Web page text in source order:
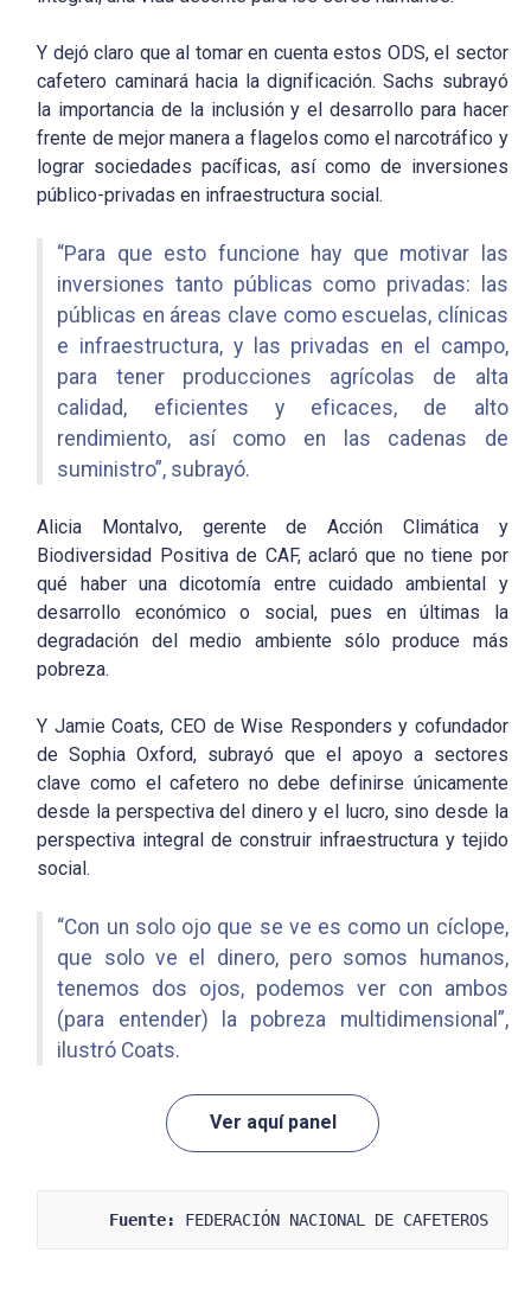
Y dejó claro que al tomar en cuenta estos ODS, el sector
cafetero caminará hacia la dignificación. Sachs subrayó
la importancia de la inclusión y el desarrollo para hacer
frente de mejor manera a flagelos como el narcotráfico y
lograr sociedades pacíficas, así como de inversiones
público-privadas en infraestructura social.
“Para que esto funcione hay que motivar las
inversiones tanto públicas como privadas: las
públicas en áreas clave como escuelas, clínicas
e infraestructura, y las privadas en el campo,
para tener producciones agrícolas de alta
calidad, eficientes y eficaces, de alto
rendimiento, así como en las cadenas de
suministro”, subrayó.
Alicia Montalvo, gerente de Acción Climática y
Biodiversidad Positiva de CAF, aclaró que no tiene por
qué haber una dicotomía entre cuidado ambiental y
desarrollo económico o social, pues en últimas la
degradación del medio ambiente sólo produce más
pobreza.
Y Jamie Coats, CEO de Wise Responders y cofundador
de Sophia Oxford, subrayó que el apoyo a sectores
clave como el cafetero no debe definirse únicamente
desde la perspectiva del dinero y el lucro, sino desde la
perspectiva integral de construir infraestructura y tejido
social.
“Con un solo ojo que se ve es como un cíclope,
que solo ve el dinero, pero somos humanos,
tenemos dos ojos, podemos ver con ambos
(para entender) la pobreza multidimensional”,
ilustró Coats.
Ver aquí panel
Fuente: FEDERACIÓN NACIONAL DE CAFETEROS